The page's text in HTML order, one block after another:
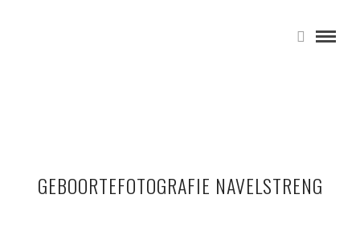
GEBOORTEFOTOGRAFIE NAVELSTRENG